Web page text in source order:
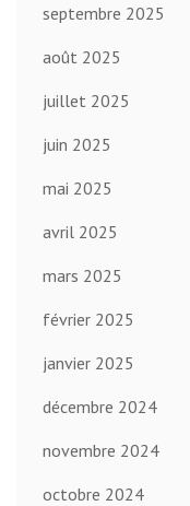
septembre 2025
août 2025
juillet 2025
juin 2025
mai 2025
avril 2025
mars 2025
février 2025
janvier 2025
décembre 2024
novembre 2024
octobre 2024